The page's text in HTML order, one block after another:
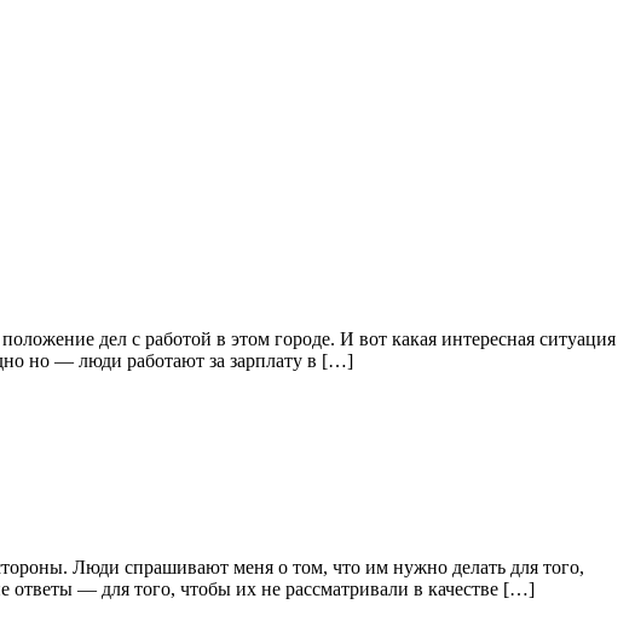
дел с работой в этом городе. И вот какая интересная ситуация
но — люди работают за зарплату в […]
Люди спрашивают меня о том, что им нужно делать для того,
— для того, чтобы их не рассматривали в качестве […]